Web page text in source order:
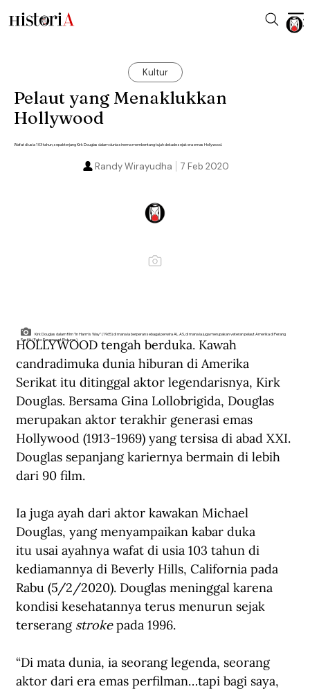
Kultur
Pelaut yang Menaklukkan
Hollywood
Wafat di usia 103 tahun, sepakterjang Kirk Douglas dalam dunia sinema membentang tujuh dekade sejak era emas Hollywood.
7 Feb 2020
Randy Wirayudha
Kirk Douglas dalam film "In Harm's Way" (1965) di mana ia berperan sebagai perwira AL AS, di mana ia juga merupakan veteran pelaut Amerika di Perang
Pasifik (Foto: Paramount Pictures)
HOLLYWOOD tengah berduka. Kawah
candradimuka dunia hiburan di Amerika
Serikat itu ditinggal aktor legendarisnya, Kirk
Douglas. Bersama Gina Lollobrigida, Douglas
merupakan aktor terakhir generasi emas
Hollywood (1913-1969) yang tersisa di abad XXI.
Douglas sepanjang kariernya bermain di lebih
dari 90 film.
Ia juga ayah dari aktor kawakan Michael
Douglas, yang menyampaikan kabar duka
itu usai ayahnya wafat di usia 103 tahun di
kediamannya di Beverly Hills, California pada
Rabu (5/2/2020). Douglas meninggal karena
kondisi kesehatannya terus menurun sejak
terserang stroke pada 1996.
“Di mata dunia, ia seorang legenda, seorang
aktor dari era emas perfilman…tapi bagi saya,